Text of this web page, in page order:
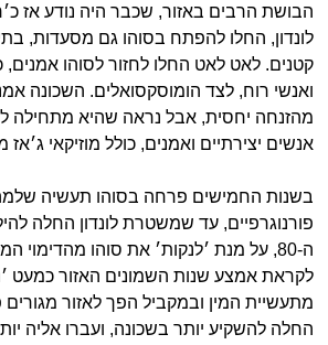
הבושת הרבים באזור, שכבר היה נודע אז
לונדון, החלו להפתח בסוהו גם מסעדות, בתי
קטנים. לאט לאט החלו לחזור לסוהו אמנים,
ואנשי רוח, לצד הומוסקסואלים. השכונה
מהזנחה יחסית, אבל נראה שהיא מתחילה
אנשים יצירתיים ואמנים, כולל מוזיקאי ג׳אז
בשנות החמישים פרחה בסוהו תעשיה
פורנוגרפיים, עד שמשטרת לונדון החלה
ה-80, על מנת ׳לנקות׳ את סוהו מהדימוי
לקראת אמצע שנות השמונים האזור כמעט
מתעשיית המין ובמקביל הפך לאזור מגורים
החלה להשקיע יותר בשכונה, ועברו אליה